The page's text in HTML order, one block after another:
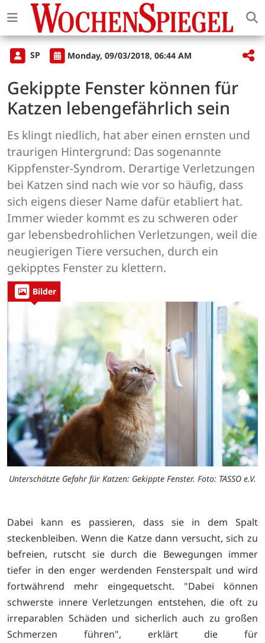
SP Monday, 09/03/2018, 06:44 AM
Gekippte Fenster können für
Katzen lebengefährlich sein
Es klingt niedlich, hat aber einen ernsten und
traurigen Hintergrund: Das sogenannte
Kippfenster-Syndrom. Derartige Verletzungen
bei Katzen sind nach wie vor so häufig, dass
sich eigens dieser Name dafür etabliert hat.
Immer wieder kommt es zu schweren oder
gar lebensbedrohlichen Verletzungen, weil die
neugierigen Tiere versuchen, durch ein
gekipptes Fenster zu klettern.
Bilder
Unterschätzte Gefahr für Katzen: Gekippte Fenster. Foto: TASSO e.V.
Dabei kann es passieren, dass sie in dem Spalt
steckenbleiben. Wenn die Katze dann versucht, sich zu
befreien, rutscht sie durch die Bewegungen immer
tiefer in den enger werdenden Fensterspalt und wird
fortwährend mehr eingequetscht. "Dabei können
schwerste innere Verletzungen entstehen, die oft zu
irreparablen Schäden und sicherlich auch zu großen
Schmerzen führen", erklärt die für